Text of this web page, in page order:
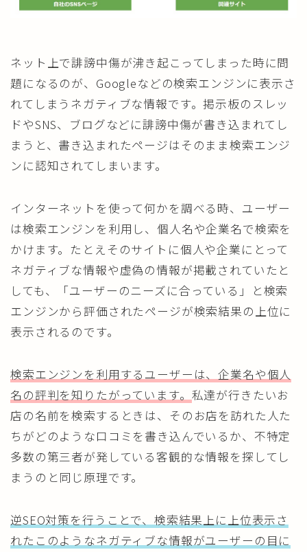
ネット上で誹謗中傷が沸き起こってしまった時に問
題になるのが、Googleなどの検索エンジンに表示さ
れてしまうネガティブな情報です。掲示板のスレッ
ドやSNS、ブログなどに誹謗中傷が書き込まれてし
まうと、書き込まれたページはそのまま検索エンジ
ンに認知されてしまいます。
インターネットを使って何かを調べる時、ユーザー
は検索エンジンを利用し、個人名や企業名で検索を
かけます。たとえそのサイトに個人や企業にとって
ネガティブな情報や虚偽の情報が掲載されていたと
しても、「ユーザーのニーズに合っている」と検索
エンジンから評価されたページが検索結果の上位に
表示されるのです。
検索エンジンを利用するユーザーは、企業名や個人
名の評判を知りたがっています。 私達が行きたいお
店の名前を検索するときは、そのお店を訪れた人た
ちがどのような口コミを書き込んでいるか、不特定
多数の第三者が発している客観的な情報を探してし
まうのと同じ原理です。
逆SEO対策を行うことで、検索結果上に上位表示さ
れたこのようなネガティブな情報がユーザーの目に